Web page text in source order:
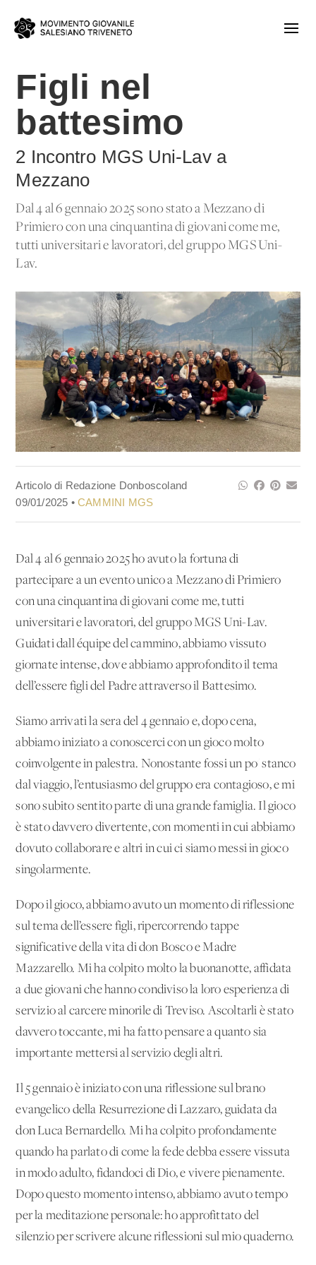
Figli nel
battesimo
2 Incontro MGS Uni-Lav a
Mezzano
Dal 4 al 6 gennaio 2025 sono stato a Mezzano di
Primiero con una cinquantina di giovani come me,
tutti universitari e lavoratori, del gruppo MGS Uni-
Lav.
Articolo di Redazione Donboscoland
09/01/2025 •CAMMINI MGS
Dal 4 al 6 gennaio 2025 ho avuto la fortuna di
partecipare a un evento unico a Mezzano di Primiero
con una cinquantina di giovani come me, tutti
universitari e lavoratori, del gruppo MGS Uni-Lav.
Guidati dall'équipe del cammino, abbiamo vissuto
giornate intense, dove abbiamo approfondito il tema
dell’essere figli del Padre attraverso il Battesimo.
Siamo arrivati la sera del 4 gennaio e, dopo cena,
abbiamo iniziato a conoscerci con un gioco molto
coinvolgente in palestra. Nonostante fossi un po' stanco
dal viaggio, l’entusiasmo del gruppo era contagioso, e mi
sono subito sentito parte di una grande famiglia. Il gioco
è stato davvero divertente, con momenti in cui abbiamo
dovuto collaborare e altri in cui ci siamo messi in gioco
singolarmente.
Dopo il gioco, abbiamo avuto un momento di riflessione
sul tema dell’essere figli, ripercorrendo tappe
significative della vita di don Bosco e Madre
Mazzarello. Mi ha colpito molto la buonanotte, affidata
a due giovani che hanno condiviso la loro esperienza di
servizio al carcere minorile di Treviso. Ascoltarli è stato
davvero toccante, mi ha fatto pensare a quanto sia
importante mettersi al servizio degli altri.
Il 5 gennaio è iniziato con una riflessione sul brano
evangelico della Resurrezione di Lazzaro, guidata da
don Luca Bernardello. Mi ha colpito profondamente
quando ha parlato di come la fede debba essere vissuta
in modo adulto, fidandoci di Dio, e vivere pienamente.
Dopo questo momento intenso, abbiamo avuto tempo
per la meditazione personale: ho approfittato del
silenzio per scrivere alcune riflessioni sul mio quaderno.